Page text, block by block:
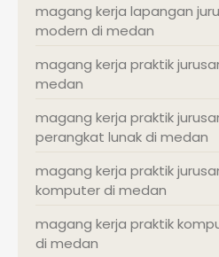
magang kerja lapangan
modern di medan
magang kerja praktik
medan
magang kerja praktik
perangkat lunak di medan
magang kerja praktik
komputer di medan
magang kerja praktik
di medan